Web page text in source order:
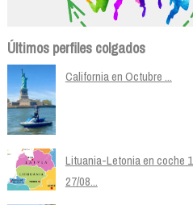
Últimos perfiles colgados
California en Octubre ...
Lituania-Letonia en coche
27/08...